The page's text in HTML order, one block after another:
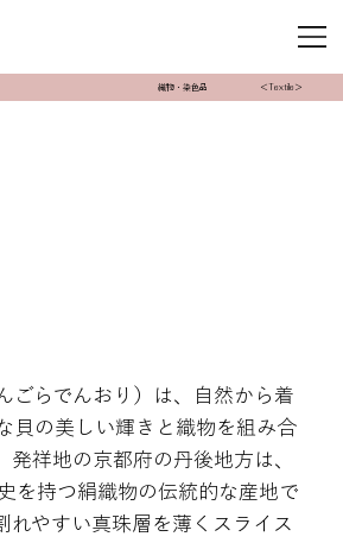
織物・染色品 ＜Textile＞
ごらでんおり）は、自然から着
貝の美しい輝きと織物を組み合
発祥地の京都府の丹後地方は、
を持つ絹織物の伝統的な産地で
れやすい真珠層を薄くスライス